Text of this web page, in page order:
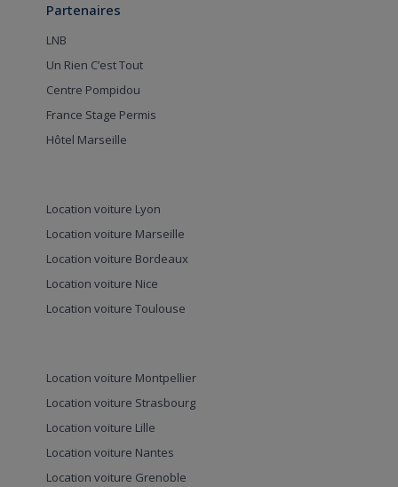
Partenaires
LNB
Un Rien C’est Tout
Centre Pompidou
France Stage Permis
Hôtel Marseille
Location voiture Lyon
Location voiture Marseille
Location voiture Bordeaux
Location voiture Nice
Location voiture Toulouse
Location voiture Montpellier
Location voiture Strasbourg
Location voiture Lille
Location voiture Nantes
Location voiture Grenoble